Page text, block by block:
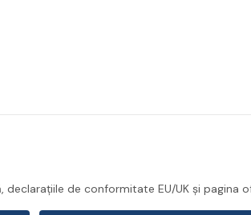
de conformitate EU/UK și pagina